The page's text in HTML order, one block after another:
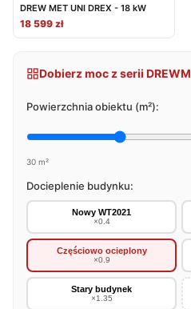
DREW MET UNI DREX - 18 kW
18 599 zł
Dobierz moc z serii
Powierzchnia obiektu (m²):
30 m²
Docieplenie budynku:
Nowy WT2021
×0.4
Częściowo ocieplony
×0.9
Stary budynek
×1.35